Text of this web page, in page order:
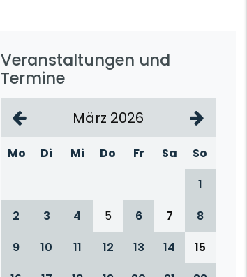
Veranstaltungen und
Termine
März 2026
Mo Di Mi Do Fr Sa
So
1
2
3 4 5 6 7
8
9
10 11 12 13 14
15